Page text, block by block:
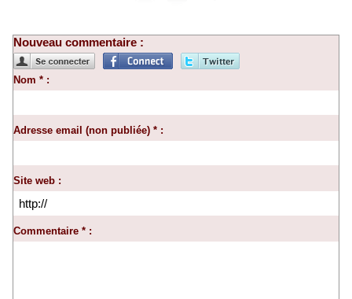
Nouveau commentaire :
Nom * :
Adresse email (non publiée) * :
Site web :
Commentaire * :